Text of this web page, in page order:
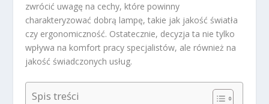
zwrócić uwagę na cechy, które powinny
charakteryzować dobrą lampę, takie jak jakość światła
czy ergonomiczność. Ostatecznie, decyzja ta nie tylko
wpływa na komfort pracy specjalistów, ale również na
jakość świadczonych usług.
Spis treści